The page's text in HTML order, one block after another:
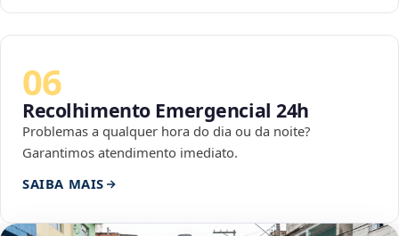
06
Recolhimento Emergencial 24h
Problemas a qualquer hora do dia ou da noite?
Garantimos atendimento imediato.
SAIBA MAIS